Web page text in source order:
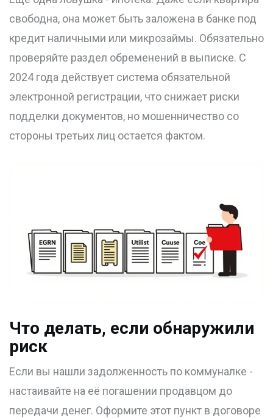
свободна, она может быть заложена в банке под
кредит наличными или микрозаймы. Обязательно
проверяйте раздел обременений в выписке. С
2024 года действует система обязательной
электронной регистрации, что снижает риски
подделки документов, но мошенничество со
стороны третьих лиц остается фактом.
Что делать, если обнаружили
риск
Если вы нашли задолженность по коммуналке -
настаивайте на её погашении продавцом до
передачи денег. Оформите этот пункт в договоре